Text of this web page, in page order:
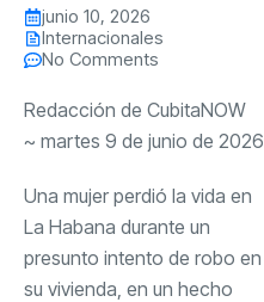
junio 10, 2026
Internacionales
No Comments
Redacción de CubitaNOW
~ martes 9 de junio de 2026
Una mujer perdió la vida en
La Habana durante un
presunto intento de robo en
su vivienda, en un hecho